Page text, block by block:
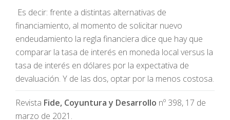
Es decir: frente a distintas alternativas de
financiamiento, al momento de solicitar nuevo
endeudamiento la regla financiera dice que hay que
comparar la tasa de interés en moneda local versus la
tasa de interés en dólares por la expectativa de
devaluación. Y de las dos, optar por la menos costosa.
Revista Fide, Coyuntura y Desarrollo nº 398, 17 de
marzo de 2021.